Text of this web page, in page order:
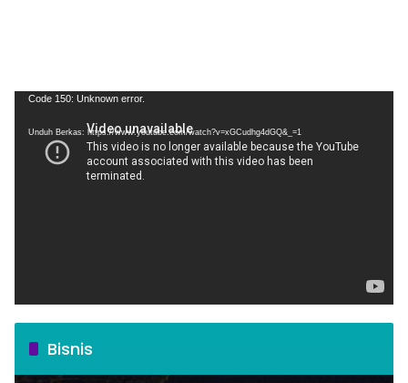
Pemutar
Code 150: Unknown error.
Unduh Berkas: https://www.youtube.com/watch?v=xGCudhg4dGQ&_=1
Bisnis